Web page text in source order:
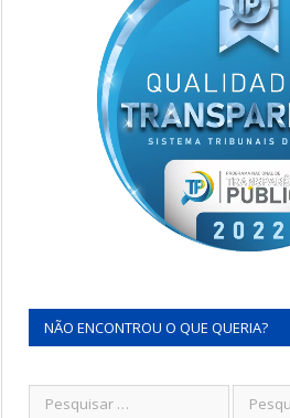
NÃO ENCONTROU O QUE QUERIA?